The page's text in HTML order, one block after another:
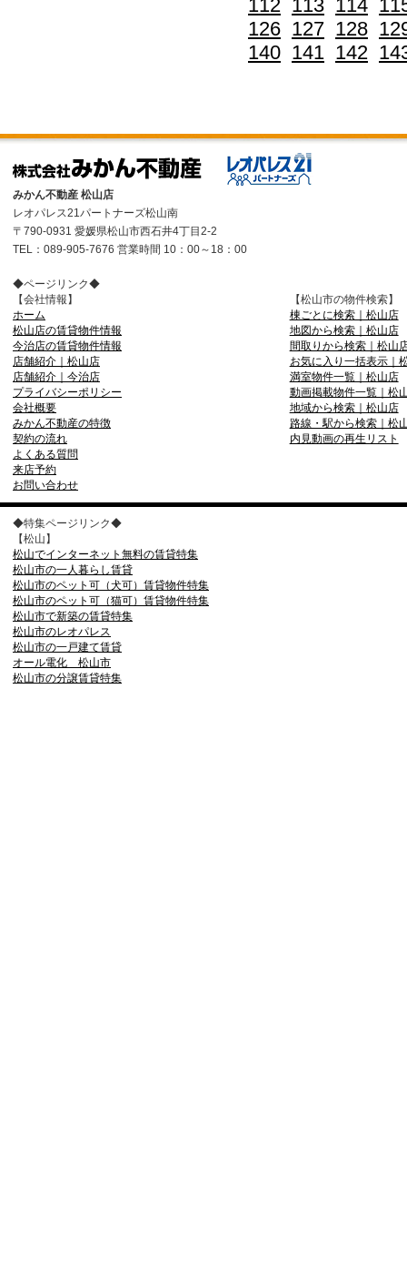
112 113 114
126 127 128
140 141 142
みかん不動産 松山店
レオパレス21パートナーズ松山南
〒790-0931 愛媛県松山市西石井4丁目2-2
TEL：089-905-7676 営業時間 10：00～18：00
◆ページリンク◆
【会社情報】
ホーム
松山店の賃貸物件情報
今治店の賃貸物件情報
店舗紹介｜松山店
店舗紹介｜今治店
プライバシーポリシー
会社概要
みかん不動産の特徴
契約の流れ
よくある質問
来店予約
お問い合わせ
【松山市の物件検索】
棟ごとに検索｜松山店
地図から検索｜松山店
間取りから検索｜松山
お気に入り一括表示｜
満室物件一覧｜松山店
動画掲載物件一覧｜松
地域から検索｜松山店
路線・駅から検索｜松
内見動画の再生リスト
◆特集ページリンク◆
【松山】
松山でインターネット無料の賃貸特集
松山市の一人暮らし賃貸
松山市のペット可（犬可）賃貸物件特集
松山市のペット可（猫可）賃貸物件特集
松山市で新築の賃貸特集
松山市のレオパレス
松山市の一戸建て賃貸
オール電化 松山市
松山市の分譲賃貸特集